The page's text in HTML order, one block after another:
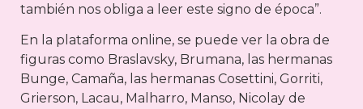
también nos obliga a leer este signo de época”.
En la plataforma online, se puede ver la obra de
figuras como Braslavsky, Brumana, las hermanas
Bunge, Camaña, las hermanas Cosettini, Gorriti,
Grierson, Lacau, Malharro, Manso, Nicolay de